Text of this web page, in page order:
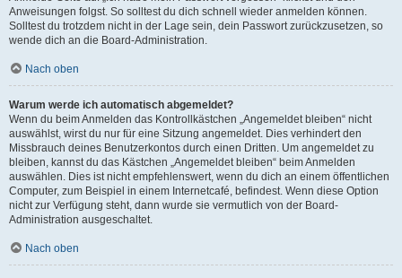
Anweisungen folgst. So solltest du dich schnell wieder anmelden können.
Solltest du trotzdem nicht in der Lage sein, dein Passwort zurückzusetzen, so
wende dich an die Board-Administration.
Nach oben
Warum werde ich automatisch abgemeldet?
Wenn du beim Anmelden das Kontrollkästchen „Angemeldet bleiben“ nicht
auswählst, wirst du nur für eine Sitzung angemeldet. Dies verhindert den
Missbrauch deines Benutzerkontos durch einen Dritten. Um angemeldet zu
bleiben, kannst du das Kästchen „Angemeldet bleiben“ beim Anmelden
auswählen. Dies ist nicht empfehlenswert, wenn du dich an einem öffentlichen
Computer, zum Beispiel in einem Internetcafé, befindest. Wenn diese Option
nicht zur Verfügung steht, dann wurde sie vermutlich von der Board-
Administration ausgeschaltet.
Nach oben